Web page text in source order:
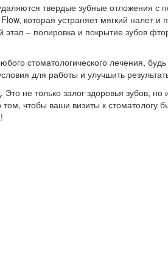
твердые зубные отложения с
которая устраняет мягкий налет и
– полировка и покрытие зубов
стоматологического лечения,
для работы и улучшить
не только залог здоровья зубов, но
том, чтобы ваши визиты к